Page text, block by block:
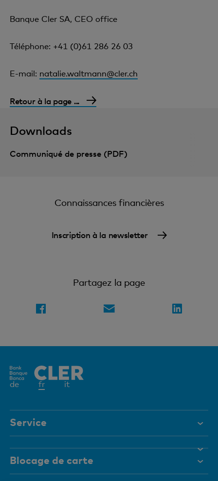
Banque Cler SA, CEO office
Téléphone: +41 (0)61 286 26 03
E-mail: natalie.waltmann@cler.ch
Retour à la page ...
Downloads
Communiqué de presse (PDF)
Connaissances financières
Inscription à la newsletter
Partagez la page
de frElément
it
Service
Documents
Blocage de carte